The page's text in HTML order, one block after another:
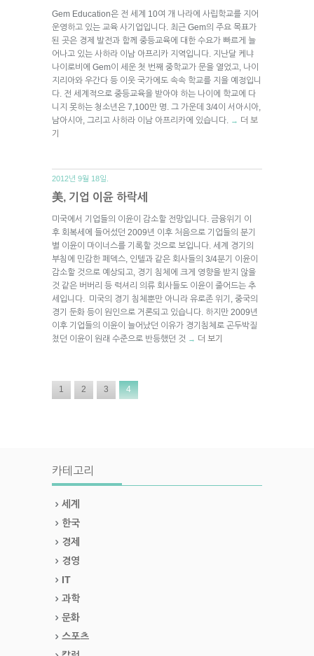
Gem Education은 전 세계 10여 개 나라에 사립학교를 지어
운영하고 있는 교육 사기업입니다. 최근 Gem의 주요 목표가
된 곳은 경제 발전과 함께 중등교육에 대한 수요가 빠르게 늘
어나고 있는 사하라 이남 아프리카 지역입니다. 지난달 케냐
나이로비에 Gem이 세운 첫 번째 중학교가 문을 열었고, 나이
지리아와 우간다 등 이웃 국가에도 속속 학교를 지을 예정입니
다. 전 세계적으로 중등교육을 받아야 하는 나이에 학교에 다
니지 못하는 청소년은 7,100만 명. 그 가운데 3/4이 서아시아,
남아시아, 그리고 사하라 이남 아프리카에 있습니다.
→ 더 보
기
2012년 9월 18일.
美, 기업 이윤 하락세
미국에서 기업들의 이윤이 감소할 전망입니다. 금융위기 이
후 회복세에 들어섰던 2009년 이후 처음으로 기업들의 분기
별 이윤이 마이너스를 기록할 것으로 보입니다. 세계 경기의
부침에 민감한 페덱스, 인텔과 같은 회사들의 3/4분기 이윤이
감소할 것으로 예상되고, 경기 침체에 크게 영향을 받지 않을
것 같은 버버리 등 럭셔리 의류 회사들도 이윤이 줄어드는 추
세입니다. 미국의 경기 침체뿐만 아니라 유로존 위기, 중국의
경기 둔화 등이 원인으로 거론되고 있습니다. 하지만 2009년
이후 기업들의 이윤이 늘어났던 이유가 경기침체로 곤두박질
쳤던 이윤이 원래 수준으로 반등했던 것 → 더 보기
1 2 3 4
카테고리
세계
한국
경제
경영
IT
과학
문화
스포츠